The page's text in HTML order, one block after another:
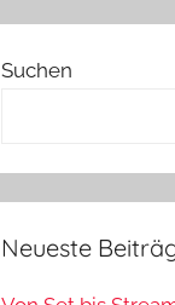
Suchen
Neueste